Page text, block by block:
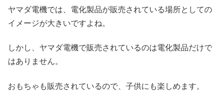
ヤマダ電機では、電化製品が販売されている場所としての
イメージが大きいですよね。
しかし、ヤマダ電機で販売されているのは電化製品だけで
はありません。
おもちゃも販売されているので、子供にも楽しめます。